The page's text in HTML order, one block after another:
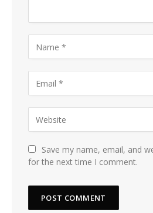
Save my name, email, and
for the next time I comment.